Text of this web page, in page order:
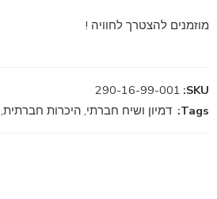
מוזמנים להצטרך לחוויה !
SKU:
290-16-99-001
Tags: דמיון ושיח חברתי, היכרות חברתית,